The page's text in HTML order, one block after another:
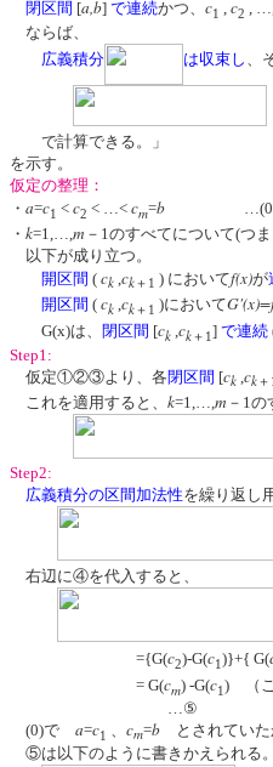
閉区間 [a,b] で連続かつ、 c1 , c2 ,
ならば、
広義積分
は収束し 、
で計算できる。」
を示す。
仮定の整理：
・ a=c1 < c2 < …< cm=b
・ k=1,…, m －1のすべてについて(つ
以下が成り立つ。
開区間 ( ck ck＋1 ) においてf(x)が
開区間 ( ck ,ck＋1 )において
G(x)は、 閉区間 [ck ck＋1] で連続
Step1:
仮定①②③より、各閉区間 [ck ck＋1
これを適用すると、 k=1,…,m －1
Step2:
広義積分の区間加法性を繰り返し
右辺に④を代入すると、
={G(c2)-G(c1)}+{ G(
= G(cm) -G(c1) （こ
…⑤
(0)で a=c1 cm=b とされていた
⑤は以下のように書きかえられる。